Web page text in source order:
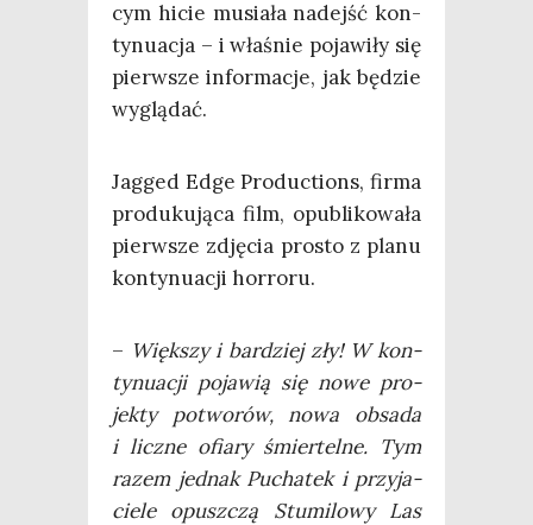
cym hicie musia­ła nadejść kon­
ty­nu­acja – i wła­śnie poja­wi­ły się
pierw­sze infor­ma­cje, jak będzie
wyglądać.
Jag­ged Edge Pro­duc­tions, fir­ma
pro­du­ku­ją­ca film, opu­bli­ko­wa­ła
pierw­sze zdję­cia pro­sto z pla­nu
kon­ty­nu­acji horroru.
– Więk­szy i bar­dziej zły! W kon­
ty­nu­acji poja­wią się nowe pro­
jek­ty potwo­rów, nowa obsa­da
i licz­ne ofia­ry śmier­tel­ne. Tym
razem jed­nak Pucha­tek i przy­ja­
cie­le opusz­czą Stu­mi­lo­wy Las